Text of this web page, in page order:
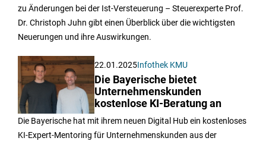
zu Änderungen bei der Ist-Versteuerung – Steuerexperte Prof.
Dr. Christoph Juhn gibt einen Überblick über die wichtigsten
Neuerungen und ihre Auswirkungen.
22.01.2025Infothek KMU
Die Bayerische bietet
Unternehmenskunden
kostenlose KI-Beratung an
Die Bayerische hat mit ihrem neuen Digital Hub ein kostenloses
KI-Expert-Mentoring für Unternehmenskunden aus der